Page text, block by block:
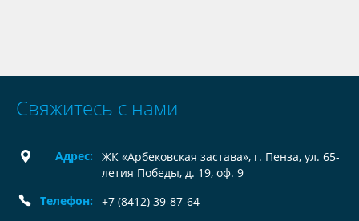
Свяжитесь с нами
Адрес:
ЖК «Арбековская застава», г. Пенза, ул. 65-
летия Победы, д. 19, оф. 9
Телефон:
+7 (8412) 39-87-64